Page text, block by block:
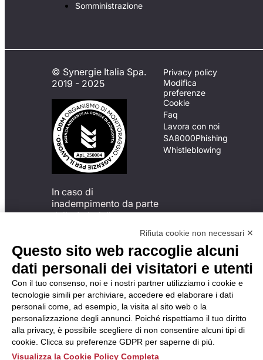
Somministrazione
© Synergie Italia Spa.
2019 - 2025
In caso di
inadempimento da parte
della ApL delle
del Codice di Condotta, è
possibile presentare un
reclamo
all’Organismo di
Monitoraggio utilizzando
una delle modalità
descritte al seguente
indirizzo web
https://odm-
agenzielavoro.it/reclami/.
Privacy policy
Modifica
preferenze
Cookie
Faq
Lavora con noi
SA8000Phishing
Whistleblowing
Rifiuta cookie non necessari ✕
Questo sito web raccoglie alcuni
dati personali dei visitatori e utenti
Con il tuo consenso, noi e i nostri partner utilizziamo i cookie e
tecnologie simili per archiviare, accedere ed elaborare i dati
personali come, ad esempio, la visita al sito web o la
personalizzazione degli annunci. Poiché rispettiamo il tuo diritto
alla privacy, è possibile scegliere di non consentire alcuni tipi di
cookie. Clicca su preferenze GDPR per saperne di più.
Visualizza la Cookie Policy Completa